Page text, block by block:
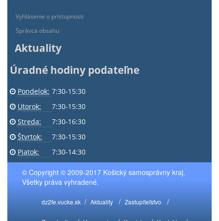
Vyhlásenie o prístupnosti
Správca obsahu
Aktuality
Úradné hodiny podateľne
Pondelok: 7:30-15:30
Utorok:
7:30-15:30
Streda:
7:30-16:30
Štvrtok:
7:30-15:30
Piatok:
7:30-14:30
© Copyright © 2009-2017 Košický samosprávny kraj.
Všetky práva vyhradené.
dz2fe.vucke.sk Aktuality Zastupiteľstvo